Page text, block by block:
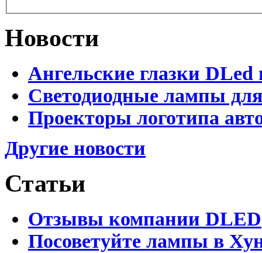
Новости
Ангельские глазки DLed
Светодиодные лампы
Проекторы логотипа
Другие новости
Статьи
Отзывы компании DLED
Посоветуйте лампы в